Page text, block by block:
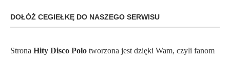
DOŁÓŻ CEGIEŁKĘ DO NASZEGO SERWISU
Strona Hity Disco Polo tworzona jest dzięki Wam, czyli fanom